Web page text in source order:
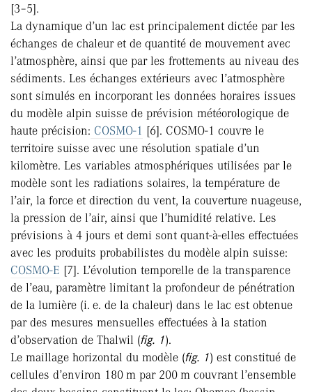
[3–5].
La dynamique d’un lac est principalement dictée par les
échanges de chaleur et de quantité de mouvement avec
l’atmosphère, ainsi que par les frottements au niveau des
sédiments. Les échanges extérieurs avec l’atmosphère
sont simulés en incorporant les données horaires issues
du modèle alpin suisse de prévision météorologique de
haute précision: COSMO-1 [6]. COSMO-1 couvre le
territoire suisse avec une résolution spatiale d’un
kilomètre. Les variables atmosphériques utilisées par le
modèle sont les radiations solaires, la température de
l’air, la force et direction du vent, la couverture nuageuse,
la pression de l’air, ainsi que l’humidité relative. Les
prévisions à 4 jours et demi sont quant-à-elles effectuées
avec les produits probabilistes du modèle alpin suisse:
COSMO-E [7]. L’évolution temporelle de la transparence
de l’eau, paramètre limitant la profondeur de pénétration
de la lumière (i. e. de la chaleur) dans le lac est obtenue
par des mesures mensuelles effectuées à la station
d’observation de Thalwil (fig. 1).
Le maillage horizontal du modèle (fig. 1) est constitué de
cellules d’environ 180 m par 200 m couvrant l’ensemble